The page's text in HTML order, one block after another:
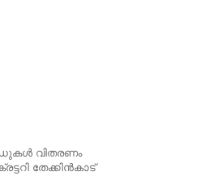
വിതരണം
തേക്കിന്‍കാട്